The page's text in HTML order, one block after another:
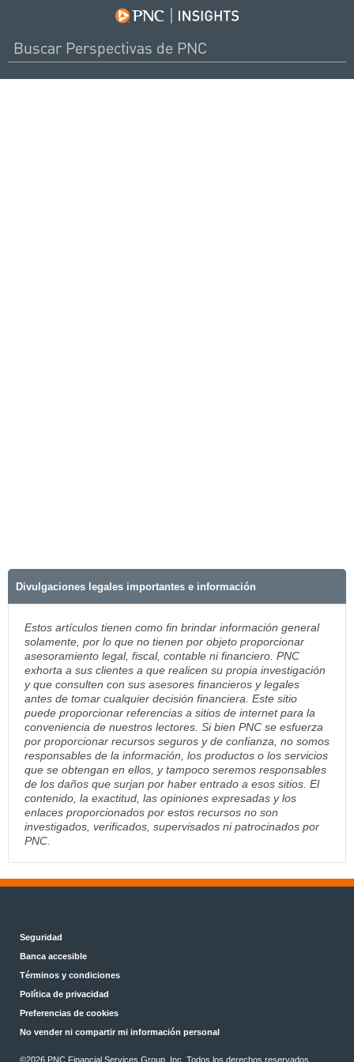
Divulgaciones legales importantes e información
Estos artículos tienen como fin brindar información general
solamente, por lo que no tienen por objeto proporcionar
asesoramiento legal, fiscal, contable ni financiero. PNC
exhorta a sus clientes a que realicen su propia investigación
y que consulten con sus asesores financieros y legales
antes de tomar cualquier decisión financiera. Este sitio
puede proporcionar referencias a sitios de internet para la
conveniencia de nuestros lectores. Si bien PNC se esfuerza
por proporcionar recursos seguros y de confianza, no somos
responsables de la información, los productos o los servicios
que se obtengan en ellos, y tampoco seremos responsables
de los daños que surjan por haber entrado a esos sitios. El
contenido, la exactitud, las opiniones expresadas y los
enlaces proporcionados por estos recursos no son
investigados, verificados, supervisados ni patrocinados por
PNC.
Seguridad
Banca accesible
Términos y condiciones
Política de privacidad
Preferencias de cookies
No vender ni compartir mi información personal
©2026 PNC Financial Services Group, Inc. Todos los derechos reservados.